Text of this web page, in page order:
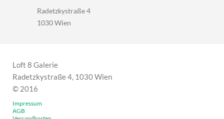
Radetzkystraße 4
1030 Wien
Loft 8 Galerie
Radetzkystraße 4, 1030 Wien
© 2016
Impressum
AGB